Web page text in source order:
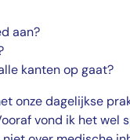
aan?
kanten op gaat?
onze dagelijkse
vond ik het wel